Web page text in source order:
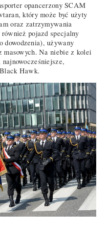
opancerzony SCAM
który może być użyty
oraz zatrzymywania
pojazd specjalny
dowodzenia), używany
Na niebie z kolei
Hawk.